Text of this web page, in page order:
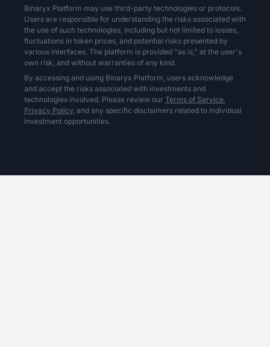
Binaryx Platform may use third-party technologies or protocols.
Users are responsible for understanding the risks associated with
the use of such technologies, including but not limited to losses,
fluctuations in token prices, and potential risks presented by
various interfaces. The platform is provided "as is," at the user's
own risk, and without warranties of any kind.
By accessing and using Binaryx Platform, users acknowledge
and accept the risks associated with investments and
technologies involved. Please review our Terms of Service,
Privacy Policy, and any specific disclaimers related to individual
investment opportunities.